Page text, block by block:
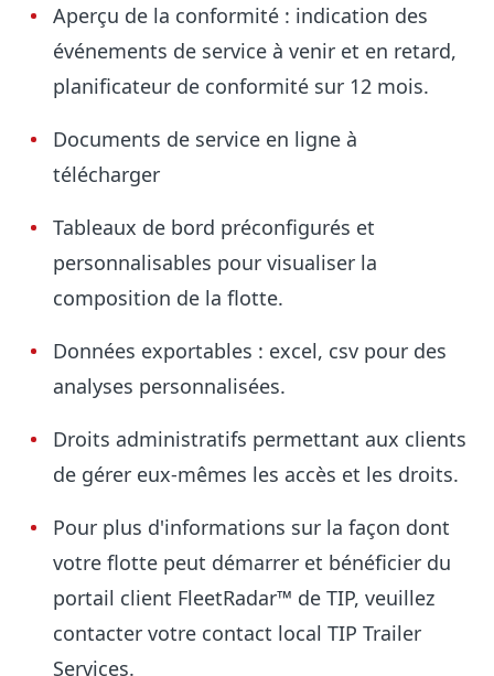
Aperçu de la conformité : indication des
événements de service à venir et en retard,
planificateur de conformité sur 12 mois.
Documents de service en ligne à
télécharger
Tableaux de bord préconfigurés et
personnalisables pour visualiser la
composition de la flotte.
Données exportables : excel, csv pour des
analyses personnalisées.
Droits administratifs permettant aux clients
de gérer eux-mêmes les accès et les droits.
Pour plus d'informations sur la façon dont
votre flotte peut démarrer et bénéficier du
portail client FleetRadar™ de TIP, veuillez
contacter votre contact local TIP Trailer
Services.